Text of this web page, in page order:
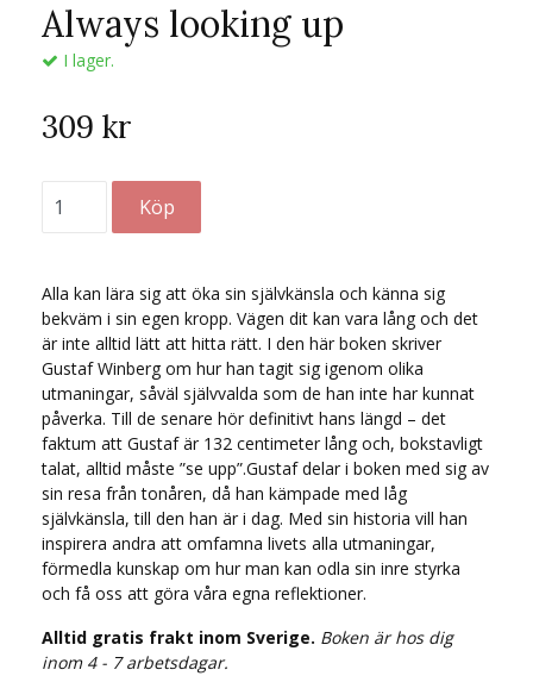
Always looking up
I lager.
309 kr
Alla kan lära sig att öka sin självkänsla och känna sig
bekväm i sin egen kropp. Vägen dit kan vara lång och det
är inte alltid lätt att hitta rätt. I den här boken skriver
Gustaf Winberg om hur han tagit sig igenom olika
utmaningar, såväl självvalda som de han inte har kunnat
påverka. Till de senare hör definitivt hans längd – det
faktum att Gustaf är 132 centimeter lång och, bokstavligt
talat, alltid måste ”se upp”.Gustaf delar i boken med sig av
sin resa från tonåren, då han kämpade med låg
självkänsla, till den han är i dag. Med sin historia vill han
inspirera andra att omfamna livets alla utmaningar,
förmedla kunskap om hur man kan odla sin inre styrka
och få oss att göra våra egna reflektioner.
Alltid gratis frakt inom Sverige. Boken är hos dig
inom 4 - 7 arbetsdagar.